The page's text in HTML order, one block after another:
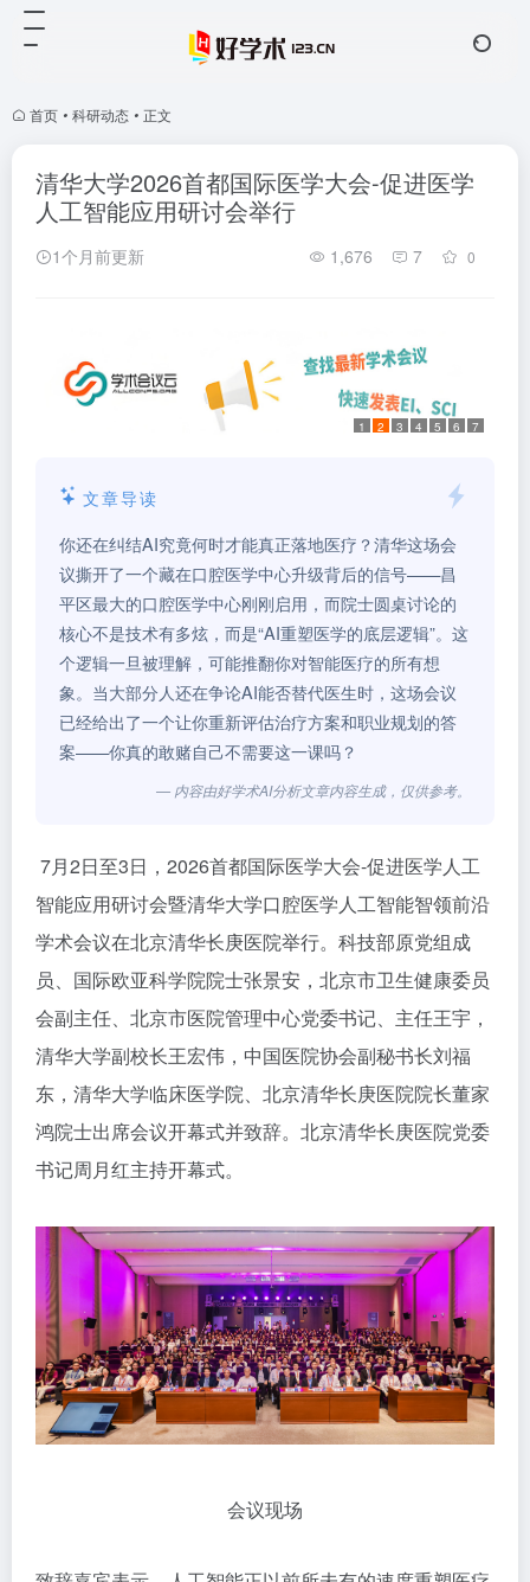
首页 • 科研动态 • 正文
清华大学2026首都国际医学大会-促进医学
人工智能应用研讨会举行
1个月前更新 1,676 7 0
1 2 3 4 5 6 7
文章导读
你还在纠结AI究竟何时才能真正落地医疗？清华这场会
议撕开了一个藏在口腔医学中心升级背后的信号——昌
平区最大的口腔医学中心刚刚启用，而院士圆桌讨论的
核心不是技术有多炫，而是“AI重塑医学的底层逻辑”。这
个逻辑一旦被理解，可能推翻你对智能医疗的所有想
象。当大部分人还在争论AI能否替代医生时，这场会议
已经给出了一个让你重新评估治疗方案和职业规划的答
案——你真的敢赌自己不需要这一课吗？
— 内容由好学术AI分析文章内容生成，仅供参考。
7月2日至3日，2026首都国际医学大会-促进医学人工
智能应用研讨会暨清华大学口腔医学人工智能智领前沿
学术会议在北京清华长庚医院举行。科技部原党组成
员、国际欧亚科学院院士张景安，北京市卫生健康委员
会副主任、北京市医院管理中心党委书记、主任王宇，
清华大学副校长王宏伟，中国医院协会副秘书长刘福
东，清华大学临床医学院、北京清华长庚医院院长董家
鸿院士出席会议开幕式并致辞。北京清华长庚医院党委
书记周月红主持开幕式。
会议现场